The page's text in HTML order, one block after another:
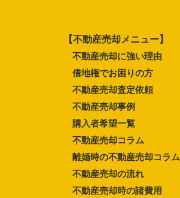
【不動産売却メニュー】
不動産売却に強い理由
借地権でお困りの方
不動産売却査定依頼
不動産売却事例
購入者希望一覧
不動産売却コラム
離婚時の不動産売却コラム
不動産売却の流れ
不動産売却時の諸費用